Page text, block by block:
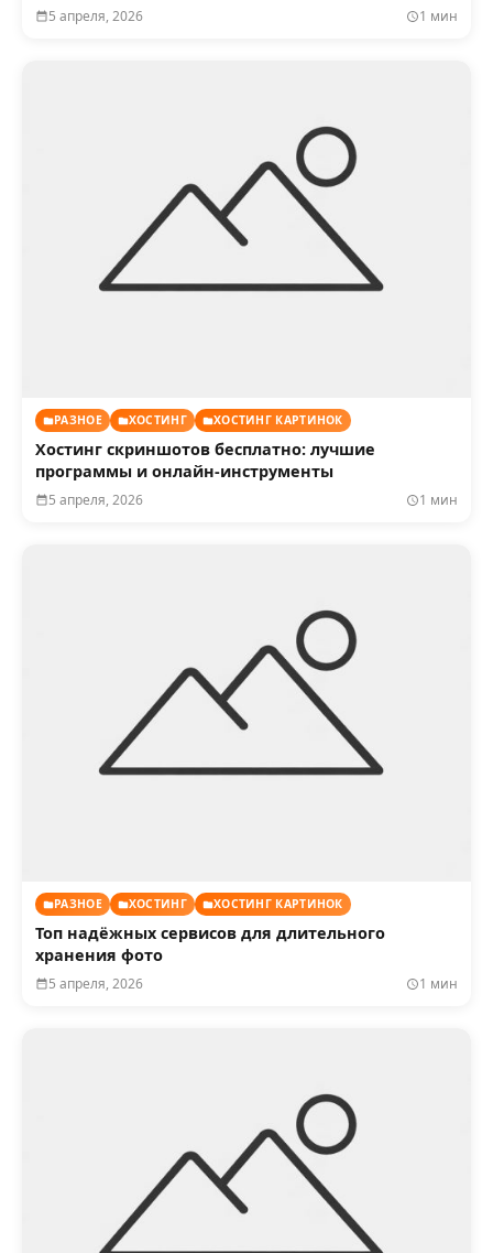
5 апреля, 2026 1 мин
РАЗНОЕ ХОСТИНГ ХОСТИНГ КАРТИНОК
Хостинг скриншотов бесплатно: лучшие
программы и онлайн-инструменты
5 апреля, 2026 1 мин
РАЗНОЕ ХОСТИНГ ХОСТИНГ КАРТИНОК
Топ надёжных сервисов для длительного
хранения фото
5 апреля, 2026 1 мин